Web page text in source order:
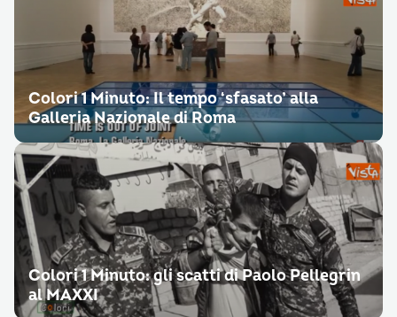
Colori 1 Minuto: Il tempo ‘sfasato’ alla
Galleria Nazionale di Roma
Colori 1 Minuto: gli scatti di Paolo Pellegrin
al MAXXI